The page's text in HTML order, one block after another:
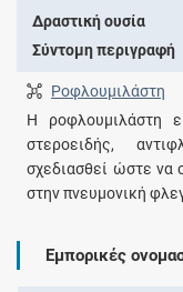
Δραστική ουσία
Σύντομη περιγραφή
Ροφλουμιλάστη
Η ροφλουμιλάστη
στεροειδής,
σχεδιασθεί ώστε να
στην πνευμονική
Εμπορικές